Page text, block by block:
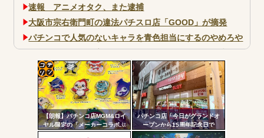
速報 アニメオタク、また逮捕
大阪市宗右衛門町の違法パチスロ店「GOOD」が摘発
パチンコで人気のないキャラを青色担当にするのやめろや
ワイ、パチンコ屋店員の目の前で会員カードを握り潰し
「今までありがとう」と...
無職のパチンコカス(22)なんやが、ワイの人生どれくらい
ヤバいか教えて？...
AngelBeats!とかいうクソアニメの思い出ｗｗｗ
【朗報】パチンコ店MGM&ロイ
ヤル限定の「メーカーコラボぷ
っくり3Dシール」が可愛いと話
パチンコ店「今日がグランドオ
ープンから15周年記念日で
す！」←ワイ「五万負けてま
コテ
リン
- 固